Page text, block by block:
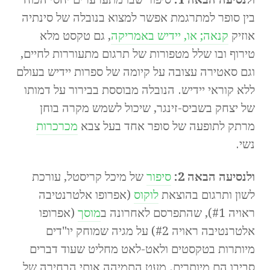
בין סופר למתרגמת אפשר למצוא בנובלה של סינתיה
אוזיק קנאה; או, יידיש באמריקה, גם טקסט מלא
טירוף ובו שלל מטפורות של תרגום מתעוררות לחיים,
וגם סאטירה עצובה על קיומה של ספרות יידיש בעולם
ללא קוראי יידיש. הנובלה מבוססת בבירור על דמותו
של יצחק בשביס-זינגר, שיכול לשמש מקרה בוחן
מרתק לתופעה של סופר אחד בעל צבא מכרכרות
נשי.
ולנסיעה הבאה 2: סיפור של מיכל קריסטל, עורכת
לשון ותרגום בהוצאת לוקוס (אפרופו אלטרנטיבה
ראויה #1), שהתפרסם לאחרונה ב
מוסך (אפרופו
אלטרנטיבה ראויה #2) על מגיה שמוחק יו"דים
מיותרות בטקסטים ולאט-לאט מחליט שעוד דברים
סביבו הם מיותרים. מעט התמיהה אותי הבחירה של